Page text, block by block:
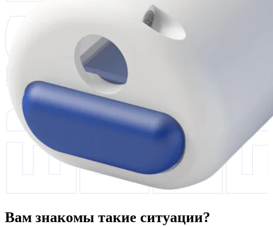
Вам знакомы такие ситуации?